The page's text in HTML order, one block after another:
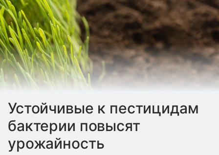
Устойчивые к пестицидам
бактерии повысят
урожайность